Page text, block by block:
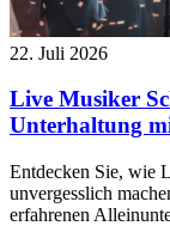
22. Juli 2026
Live Musiker
Unterhaltung
Entdecken Sie, wie
unvergesslich
erfahrenen